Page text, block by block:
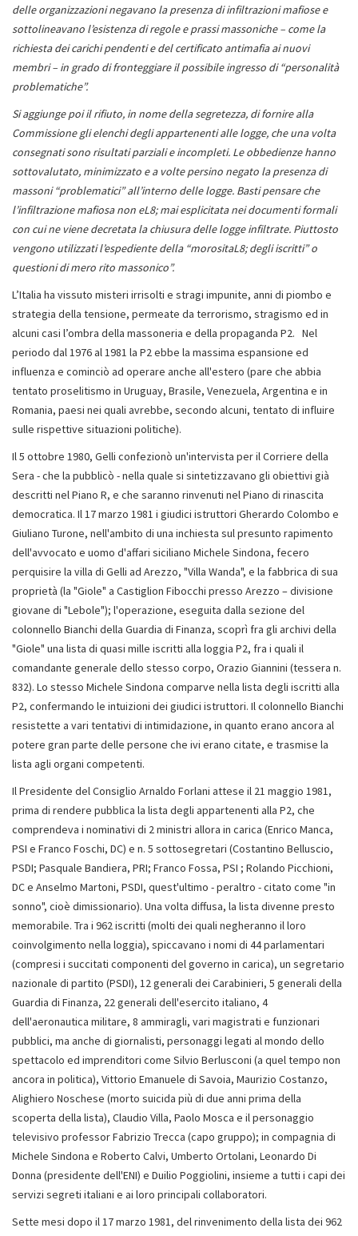
delle organizzazioni negavano la presenza di infiltrazioni mafiose e
sottolineavano l’esistenza di regole e prassi massoniche – come la
richiesta dei carichi pendenti e del certificato antimafia ai nuovi
membri – in grado di fronteggiare il possibile ingresso di “personalità
problematiche”.
Si aggiunge poi il rifiuto, in nome della segretezza, di fornire alla
Commissione gli elenchi degli appartenenti alle logge, che una volta
consegnati sono risultati parziali e incompleti. Le obbedienze hanno
sottovalutato, minimizzato e a volte persino negato la presenza di
massoni “problematici” all’interno delle logge. Basti pensare che
l’infiltrazione mafiosa non eL8; mai esplicitata nei documenti formali
con cui ne viene decretata la chiusura delle logge infiltrate. Piuttosto
vengono utilizzati l’espediente della “morositaL8; degli iscritti” o
questioni di mero rito massonico”.
L’Italia ha vissuto misteri irrisolti e stragi impunite, anni di piombo e
strategia della tensione, permeate da terrorismo, stragismo ed in
alcuni casi l’ombra della massoneria e della propaganda P2. Nel
periodo dal 1976 al 1981 la P2 ebbe la massima espansione ed
influenza e cominciò ad operare anche all'estero (pare che abbia
tentato proselitismo in Uruguay, Brasile, Venezuela, Argentina e in
Romania, paesi nei quali avrebbe, secondo alcuni, tentato di influire
sulle rispettive situazioni politiche).
Il 5 ottobre 1980, Gelli confezionò un'intervista per il Corriere della
Sera - che la pubblicò - nella quale si sintetizzavano gli obiettivi già
descritti nel Piano R, e che saranno rinvenuti nel Piano di rinascita
democratica. Il 17 marzo 1981 i giudici istruttori Gherardo Colombo e
Giuliano Turone, nell'ambito di una inchiesta sul presunto rapimento
dell'avvocato e uomo d'affari siciliano Michele Sindona, fecero
perquisire la villa di Gelli ad Arezzo, "Villa Wanda", e la fabbrica di sua
proprietà (la "Giole" a Castiglion Fibocchi presso Arezzo – divisione
giovane di "Lebole"); l'operazione, eseguita dalla sezione del
colonnello Bianchi della Guardia di Finanza, scoprì fra gli archivi della
"Giole" una lista di quasi mille iscritti alla loggia P2, fra i quali il
comandante generale dello stesso corpo, Orazio Giannini (tessera n.
832). Lo stesso Michele Sindona comparve nella lista degli iscritti alla
P2, confermando le intuizioni dei giudici istruttori. Il colonnello Bianchi
resistette a vari tentativi di intimidazione, in quanto erano ancora al
potere gran parte delle persone che ivi erano citate, e trasmise la
lista agli organi competenti.
Il Presidente del Consiglio Arnaldo Forlani attese il 21 maggio 1981,
prima di rendere pubblica la lista degli appartenenti alla P2, che
comprendeva i nominativi di 2 ministri allora in carica (Enrico Manca,
PSI e Franco Foschi, DC) e n. 5 sottosegretari (Costantino Belluscio,
PSDI; Pasquale Bandiera, PRI; Franco Fossa, PSI ; Rolando Picchioni,
DC e Anselmo Martoni, PSDI, quest'ultimo - peraltro - citato come "in
sonno", cioè dimissionario). Una volta diffusa, la lista divenne presto
memorabile. Tra i 962 iscritti (molti dei quali negheranno il loro
coinvolgimento nella loggia), spiccavano i nomi di 44 parlamentari
(compresi i succitati componenti del governo in carica), un segretario
nazionale di partito (PSDI), 12 generali dei Carabinieri, 5 generali della
Guardia di Finanza, 22 generali dell'esercito italiano, 4
dell'aeronautica militare, 8 ammiragli, vari magistrati e funzionari
pubblici, ma anche di giornalisti, personaggi legati al mondo dello
spettacolo ed imprenditori come Silvio Berlusconi (a quel tempo non
ancora in politica), Vittorio Emanuele di Savoia, Maurizio Costanzo,
Alighiero Noschese (morto suicida più di due anni prima della
scoperta della lista), Claudio Villa, Paolo Mosca e il personaggio
televisivo professor Fabrizio Trecca (capo gruppo); in compagnia di
Michele Sindona e Roberto Calvi, Umberto Ortolani, Leonardo Di
Donna (presidente dell'ENI) e Duilio Poggiolini, insieme a tutti i capi dei
servizi segreti italiani e ai loro principali collaboratori.
Sette mesi dopo il 17 marzo 1981, del rinvenimento della lista dei 962